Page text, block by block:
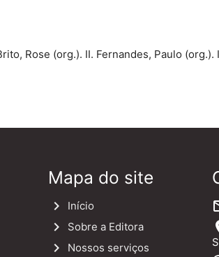
Rose (org.). II. Fernandes, Paulo (org.).
Mapa do site
keyboard_arrow_right Início
keyboard_arrow_right Sobre a Editora
keyboard_arrow_right Nossos serviços